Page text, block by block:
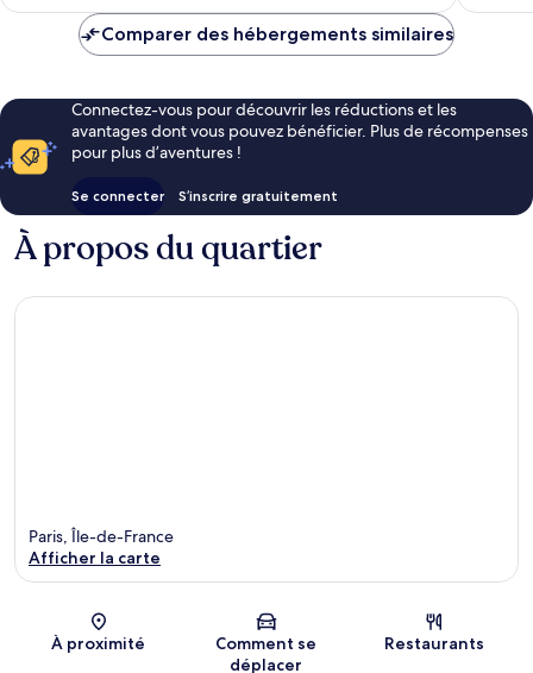
de
de
Comparer des hébergements similaires
Connectez-vous pour découvrir les réductions et les
avantages dont vous pouvez bénéficier. Plus de récompenses
pour plus d’aventures !
Se connecter S’inscrire gratuitement
À propos du quartier
Carte
Paris, Île-de-France
Afficher la carte
À proximité
Comment se
déplacer
Restaurants